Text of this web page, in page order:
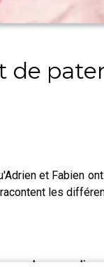
de
et Fabien
les